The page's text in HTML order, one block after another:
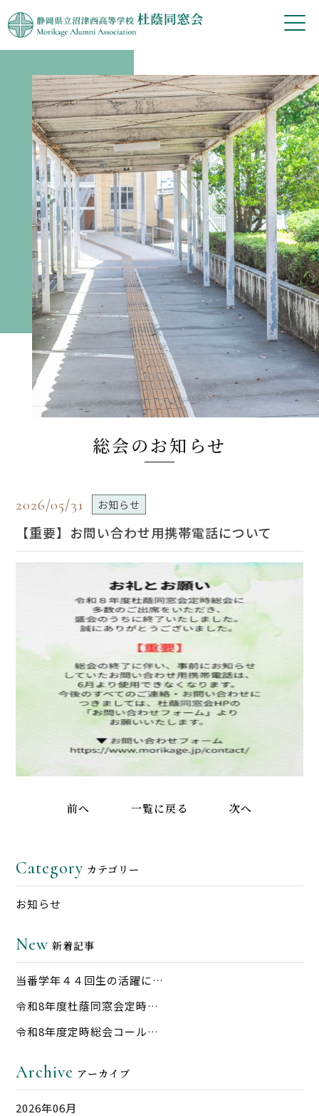
総会のお知らせ
2026/05/31 お知らせ
【重要】お問い合わせ用携帯電話について
前へ 一覧に戻る 次へ
Category カテゴリー
お知らせ
New 新着記事
当番学年４４回生の活躍に…
令和8年度杜蔭同窓会定時…
令和8年度定時総会コール…
Archive アーカイブ
2026年06月